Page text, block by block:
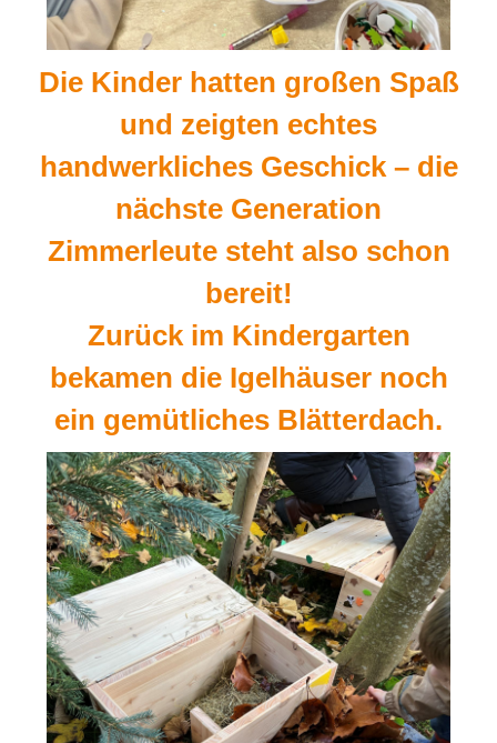
Die Kinder hatten großen Spaß
und zeigten echtes
handwerkliches Geschick – die
nächste Generation
Zimmerleute steht also schon
bereit!
Zurück im Kindergarten
bekamen die Igelhäuser noch
ein gemütliches Blätterdach.